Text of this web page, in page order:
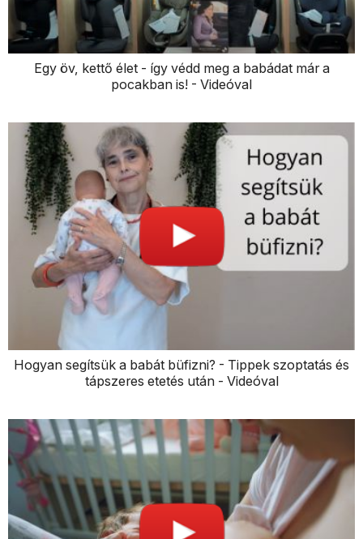
Egy öv, kettő élet - így védd meg a babádat már a
pocakban is! - Videóval
Hogyan segítsük a babát büfizni? - Tippek szoptatás és
tápszeres etetés után - Videóval